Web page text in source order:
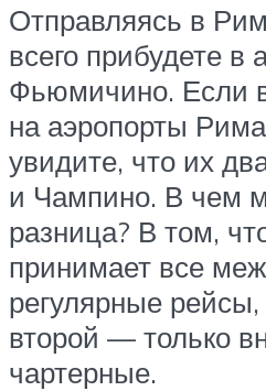
Отправляясь в
всего прибудете в
Фьюмичино. Если
на аэропорты
увидите, что их
и Чампино. В чем
разница? В том,
принимает все
регулярные рейсы,
второй — только
чартерные.